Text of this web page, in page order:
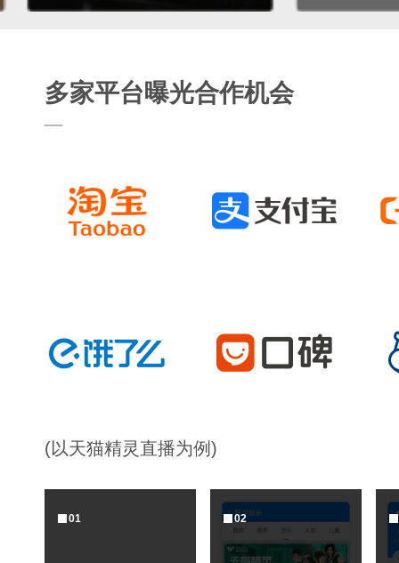
多家平台曝光合作机会
(以天猫精灵直播为例)
01 02